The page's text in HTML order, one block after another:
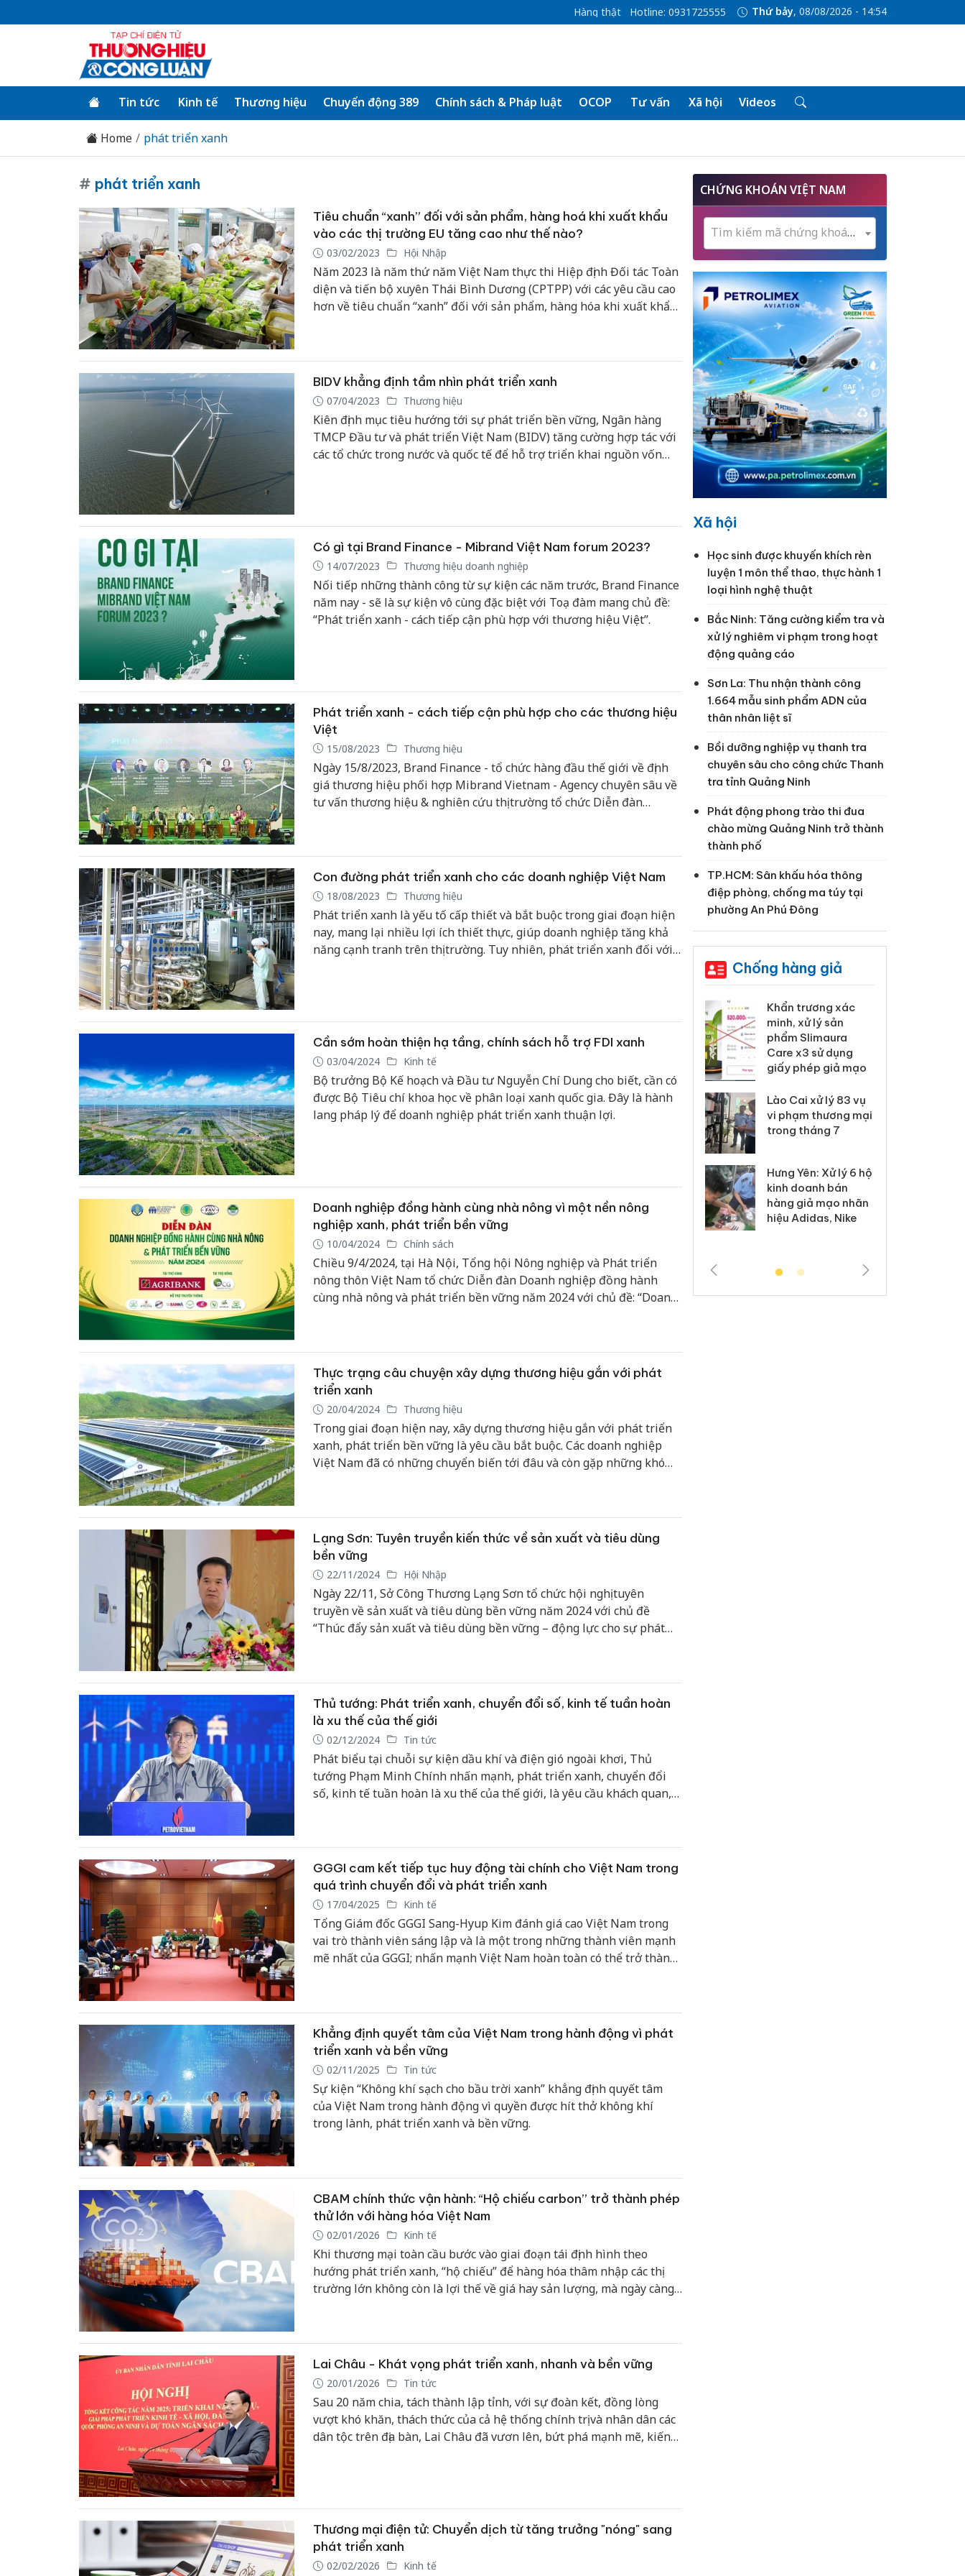
Hàng thật Hotline: 0931725555 Thứ bảy, 08/08/2026 - 14:54
Tin tức Kinh tế Thương hiệu Chuyển động 389 Chính sách & Pháp luật OCOP Tư vấn Xã hội Videos
Home phát triển xanh
# phát triển xanh
Tiêu chuẩn “xanh” đối với sản phẩm, hàng hoá khi xuất khẩu
vào các thị trường EU tăng cao như thế nào?
03/02/2023 Hội Nhập
Năm 2023 là năm thứ năm Việt Nam thực thi Hiệp định Đối tác Toàn
diện và tiến bộ xuyên Thái Bình Dương (CPTPP) với các yêu cầu cao
hơn về tiêu chuẩn “xanh” đối với sản phẩm, hàng hóa khi xuất khẩu
BIDV khẳng định tầm nhìn phát triển xanh
07/04/2023 Thương hiệu
Kiên định mục tiêu hướng tới sự phát triển bền vững, Ngân hàng
TMCP Đầu tư và phát triển Việt Nam (BIDV) tăng cường hợp tác với
các tổ chức trong nước và quốc tế để hỗ trợ triển khai nguồn vốn
Có gì tại Brand Finance - Mibrand Việt Nam forum 2023?
14/07/2023 Thương hiệu doanh nghiệp
Nối tiếp những thành công từ sự kiện các năm trước, Brand Finance
năm nay - sẽ là sự kiện vô cùng đặc biệt với Toạ đàm mang chủ đề:
“Phát triển xanh - cách tiếp cận phù hợp với thương hiệu Việt”.
Phát triển xanh - cách tiếp cận phù hợp cho các thương hiệu
Việt
15/08/2023 Thương hiệu
Ngày 15/8/2023, Brand Finance - tổ chức hàng đầu thế giới về định
giá thương hiệu phối hợp Mibrand Vietnam - Agency chuyên sâu về
tư vấn thương hiệu & nghiên cứu thị trường tổ chức Diễn đàn
Con đường phát triển xanh cho các doanh nghiệp Việt Nam
18/08/2023 Thương hiệu
Phát triển xanh là yếu tố cấp thiết và bắt buộc trong giai đoạn hiện
nay, mang lại nhiều lợi ích thiết thực, giúp doanh nghiệp tăng khả
năng cạnh tranh trên thị trường. Tuy nhiên, phát triển xanh đối với
Cần sớm hoàn thiện hạ tầng, chính sách hỗ trợ FDI xanh
03/04/2024 Kinh tế
Bộ trưởng Bộ Kế hoạch và Đầu tư Nguyễn Chí Dung cho biết, cần có
được Bộ Tiêu chí khoa học về phân loại xanh quốc gia. Đây là hành
lang pháp lý để doanh nghiệp phát triển xanh thuận lợi.
Doanh nghiệp đồng hành cùng nhà nông vì một nền nông
nghiệp xanh, phát triển bền vững
10/04/2024 Chính sách
Chiều 9/4/2024, tại Hà Nội, Tổng hội Nông nghiệp và Phát triển
nông thôn Việt Nam tổ chức Diễn đàn Doanh nghiệp đồng hành
cùng nhà nông và phát triển bền vững năm 2024 với chủ đề: “Doanh
Thực trạng câu chuyện xây dựng thương hiệu gắn với phát
triển xanh
20/04/2024 Thương hiệu
Trong giai đoạn hiện nay, xây dựng thương hiệu gắn với phát triển
xanh, phát triển bền vững là yêu cầu bắt buộc. Các doanh nghiệp
Việt Nam đã có những chuyển biến tới đâu và còn gặp những khó
xây dựng thương hiệu và Nghiên cứu thị trường) sẽ chia sẻ cùng bạn
đọc xung quanh câu chuyện này.
Lạng Sơn: Tuyên truyền kiến thức về sản xuất và tiêu dùng
bền vững
22/11/2024 Hội Nhập
Ngày 22/11, Sở Công Thương Lạng Sơn tổ chức hội nghị tuyên
truyền về sản xuất và tiêu dùng bền vững năm 2024 với chủ đề
“Thúc đẩy sản xuất và tiêu dùng bền vững – động lực cho sự phát
Thủ tướng: Phát triển xanh, chuyển đổi số, kinh tế tuần hoàn
là xu thế của thế giới
02/12/2024 Tin tức
Phát biểu tại chuỗi sự kiện dầu khí và điện gió ngoài khơi, Thủ
tướng Phạm Minh Chính nhấn mạnh, phát triển xanh, chuyển đổi
số, kinh tế tuần hoàn là xu thế của thế giới, là yêu cầu khách quan,
tranh.
GGGI cam kết tiếp tục huy động tài chính cho Việt Nam trong
quá trình chuyển đổi và phát triển xanh
17/04/2025 Kinh tế
Tổng Giám đốc GGGI Sang-Hyup Kim đánh giá cao Việt Nam trong
vai trò thành viên sáng lập và là một trong những thành viên mạnh
mẽ nhất của GGGI; nhấn mạnh Việt Nam hoàn toàn có thể trở thành
Khẳng định quyết tâm của Việt Nam trong hành động vì phát
triển xanh và bền vững
02/11/2025 Tin tức
Sự kiện “Không khí sạch cho bầu trời xanh” khẳng định quyết tâm
của Việt Nam trong hành động vì quyền được hít thở không khí
trong lành, phát triển xanh và bền vững.
CBAM chính thức vận hành: “Hộ chiếu carbon” trở thành phép
thử lớn với hàng hóa Việt Nam
02/01/2026 Kinh tế
Khi thương mại toàn cầu bước vào giai đoạn tái định hình theo
hướng phát triển xanh, “hộ chiếu” để hàng hóa thâm nhập các thị
trường lớn không còn là lợi thế về giá hay sản lượng, mà ngày càng
Lai Châu - Khát vọng phát triển xanh, nhanh và bền vững
20/01/2026 Tin tức
Sau 20 năm chia, tách thành lập tỉnh, với sự đoàn kết, đồng lòng
vượt khó khăn, thách thức của cả hệ thống chính trị và nhân dân các
dân tộc trên địa bàn, Lai Châu đã vươn lên, bứt phá mạnh mẽ, kiến
bước vào kỷ nguyên mới, kỷ nguyên phát triển hùng cường và giàu
mạnh của dân tộc Việt Nam.
Thương mại điện tử: Chuyển dịch từ tăng trưởng "nóng" sang
phát triển xanh
02/02/2026 Kinh tế
CHỨNG KHOÁN VIỆT NAM
Tìm kiếm mã chứng khoán...
Xã hội
Học sinh được khuyến khích rèn
luyện 1 môn thể thao, thực hành 1
loại hình nghệ thuật
Bắc Ninh: Tăng cường kiểm tra và
xử lý nghiêm vi phạm trong hoạt
động quảng cáo
Sơn La: Thu nhận thành công
1.664 mẫu sinh phẩm ADN của
thân nhân liệt sĩ
Bồi dưỡng nghiệp vụ thanh tra
chuyên sâu cho công chức Thanh
tra tỉnh Quảng Ninh
Phát động phong trào thi đua
chào mừng Quảng Ninh trở thành
thành phố
TP.HCM: Sân khấu hóa thông
điệp phòng, chống ma túy tại
phường An Phú Đông
Chống hàng giả
công khai hàng
ngàn sản phẩm
doanh
Công an Thanh Hóa
Thanh Hóa: Tìm bị
hại trong vụ án
Khẩn trương xác
minh, xử lý sản
phẩm Slimaura
Care x3 sử dụng
giấy phép giả mạo
Lào Cai xử lý 83 vụ
vi phạm thương mại
trong tháng 7
Hưng Yên: Xử lý 6 hộ
kinh doanh bán
hàng giả mạo nhãn
hiệu Adidas, Nike